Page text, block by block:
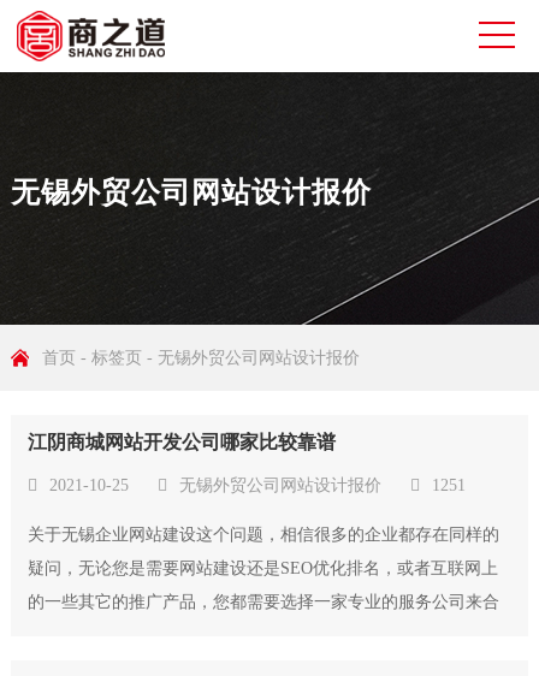
无锡外贸公司网站设计报价
首页 - 标签页 - 无锡外贸公司网站设计报价
江阴商城网站开发公司哪家比较靠谱
2021-10-25 无锡外贸公司网站设计报价 1251
关于无锡企业网站建设这个问题，相信很多的企业都存在同样的
疑问，无论您是需要网站建设还是SEO优化排名，或者互联网上
的一些其它的推广产品，您都需要选择一家专业的服务公司来合